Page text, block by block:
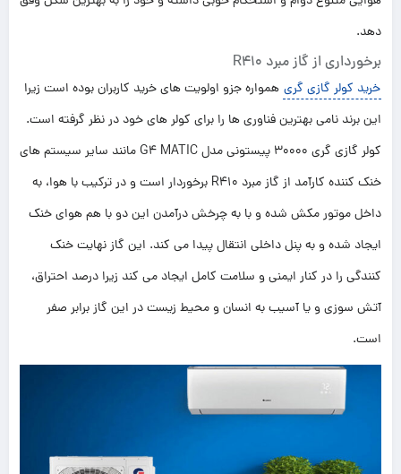
دهد.
برخورداری از گاز مبرد R410
خرید کولر گازی گری همواره جزو اولویت های خرید کاربران بوده است زیرا
این برند نامی بهترین فناوری ها را برای کولر های خود در نظر گرفته است.
کولر گازی گری 30000 پیستونی مدل G4 MATIC مانند سایر سیستم های
خنک کننده کارآمد از گاز مبرد R410 برخوردار است و در ترکیب با هوا، به
داخل موتور مکش شده و با به چرخش درآمدن این دو با هم هوای خنک
ایجاد شده و به پنل داخلی انتقال پیدا می کند. این گاز نهایت خنک
کنندگی را در کنار ایمنی و سلامت کامل ایجاد می کند زیرا درصد احتراق،
آتش سوزی و یا آسیب به انسان و محیط زیست در این گاز برابر صفر
است.